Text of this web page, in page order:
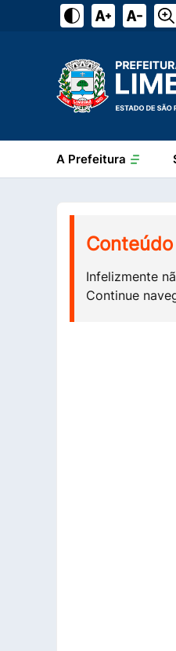
A Prefeitura
Infelizmente
Continue